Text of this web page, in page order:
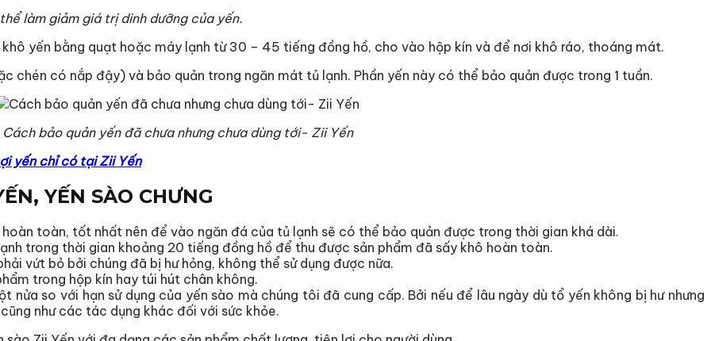
làm giảm giá trị dinh dưỡng của yến.
yến bằng quạt hoặc máy lạnh từ 30 – 45 tiếng đồng hồ, cho vào hộp kín và để nơi khô ráo, thoáng mát.
chén có nắp đậy) và bảo quản trong ngăn mát tủ lạnh. Phần yến này có thể bảo quản được trong 1 tuần.
Cách bảo quản yến đã chưa nhưng chưa dùng tới- Zii Yến
yến chỉ có tại Zii Yến
YẾN SÀO CHƯNG
toàn, tốt nhất nên để vào ngăn đá của tủ lạnh sẽ có thể bảo quản được trong thời gian khá dài.
trong thời gian khoảng 20 tiếng đồng hồ để thu được sản phẩm đã sấy khô hoàn toàn.
vứt bỏ bởi chúng đã bị hư hỏng, không thể sử dụng được nữa.
trong hộp kín hay túi hút chân không.
nửa so với hạn sử dụng của yến sào mà chúng tôi đã cung cấp. Bởi nếu để lâu ngày dù tổ yến không bị hư nhưng
như các tác dụng khác đối với sức khỏe.